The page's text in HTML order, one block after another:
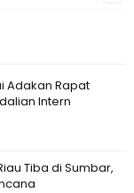
Adakan Rapat
Intern
Tiba di Sumbar,